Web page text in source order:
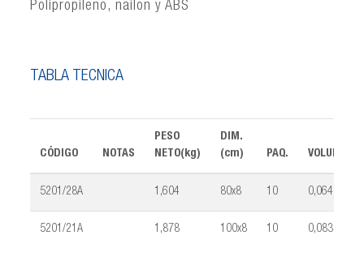
Polipropileno, nailon y ABS
TABLA TÉCNICA
CÓDIGO NOTAS
PESO
NETO(kg)
DIM.
(cm)
PAQ.
5201/28A 1,604 80x8 10 0,064
5201/21A 1,878 100x8 10 0,083